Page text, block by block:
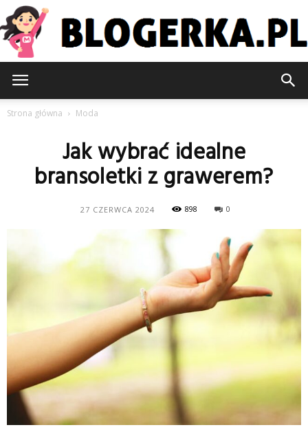
Strona główna Moda
Jak wybrać idealne
bransoletki z grawerem?
27 CZERWCA 2024 898 0